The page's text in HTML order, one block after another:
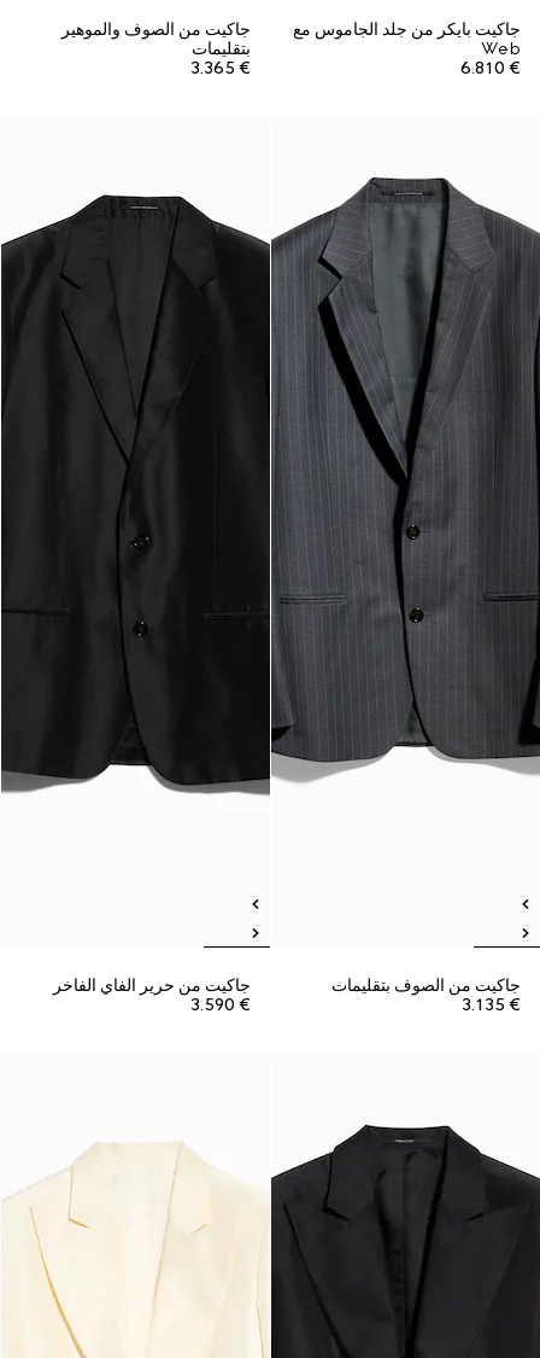
جاكيت بايكر من جلد الجاموس مع
Web
€ 6.810
جاكيت من الصوف والموهير
بتقليمات
€ 3.365
جاكيت من الصوف بتقليمات
€ 3.135
جاكيت من حرير الفاي الفاخر
€ 3.590